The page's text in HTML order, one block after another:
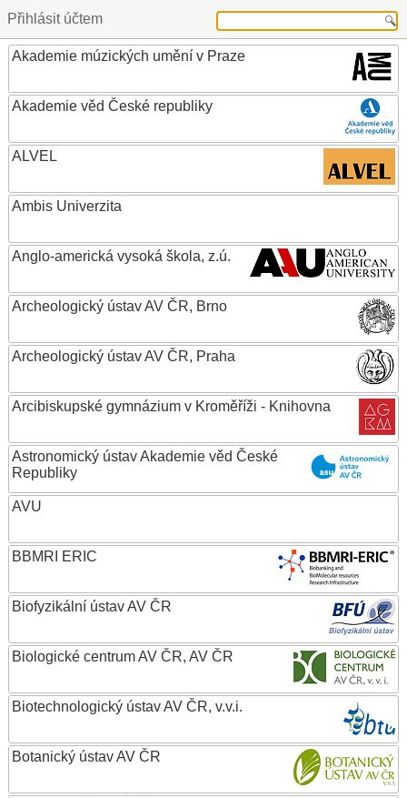
Přihlásit účtem
Akademie múzických umění v Praze
Akademie věd České republiky
ALVEL
Ambis Univerzita
Anglo-americká vysoká škola, z.ú.
Archeologický ústav AV ČR, Brno
Archeologický ústav AV ČR, Praha
Arcibiskupské gymnázium v Kroměříži - Knihovna
Astronomický ústav Akademie věd České
Republiky
AVU
BBMRI ERIC
Biofyzikální ústav AV ČR
Biologické centrum AV ČR, AV ČR
Biotechnologický ústav AV ČR, v.v.i.
Botanický ústav AV ČR